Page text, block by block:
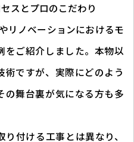
スとプロのこだわり
リノベーションにおけるモ
をご紹介しました。本物以
ですが、実際にどのよう
の舞台裏が気になる方も多
付ける工事とは異なり、